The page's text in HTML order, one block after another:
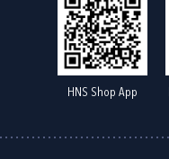
HNS Shop App